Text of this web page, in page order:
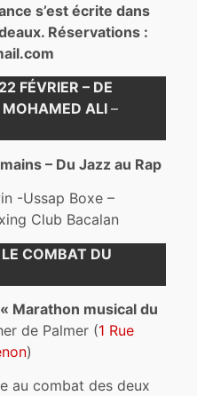
s’est écrite dans
Réservations :
FÉVRIER – DE
MOHAMED ALI–
– Du Jazz au Rap
-Ussap Boxe –
Club Bacalan
COMBAT DU
« Marathon musical du
de Palmer (1 Rue
)
au combat des deux